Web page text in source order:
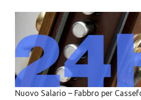
Nuovo Salario – Fabbro per